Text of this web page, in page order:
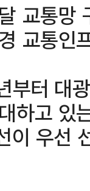
교통망
교통인
터 대
하고 있
우선